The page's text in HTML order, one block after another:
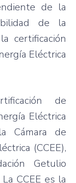
de la
de la
certificación
Eléctrica
de
Eléctrica
Cámara de
(CCEE),
Getulio
CCEE es la